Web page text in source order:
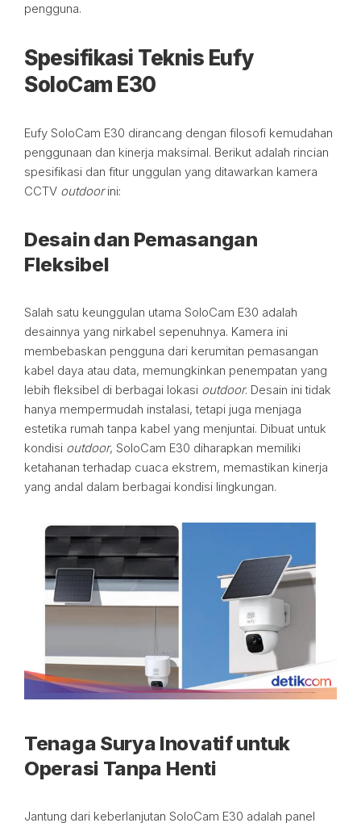
pengguna.
Spesifikasi Teknis Eufy
SoloCam E30
Eufy SoloCam E30 dirancang dengan filosofi kemudahan
penggunaan dan kinerja maksimal. Berikut adalah rincian
spesifikasi dan fitur unggulan yang ditawarkan kamera
CCTV outdoorini:
Desain dan Pemasangan
Fleksibel
Salah satu keunggulan utama SoloCam E30 adalah
desainnya yang nirkabel sepenuhnya. Kamera ini
membebaskan pengguna dari kerumitan pemasangan
kabel daya atau data, memungkinkan penempatan yang
lebih fleksibel di berbagai lokasi outdoor. Desain ini tidak
hanya mempermudah instalasi, tetapi juga menjaga
estetika rumah tanpa kabel yang menjuntai. Dibuat untuk
kondisi outdoor, SoloCam E30 diharapkan memiliki
ketahanan terhadap cuaca ekstrem, memastikan kinerja
yang andal dalam berbagai kondisi lingkungan.
Tenaga Surya Inovatif untuk
Operasi Tanpa Henti
Jantung dari keberlanjutan SoloCam E30 adalah panel